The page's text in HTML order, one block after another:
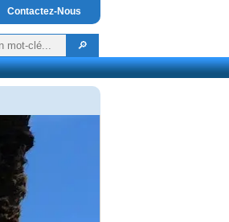
Contactez-Nous